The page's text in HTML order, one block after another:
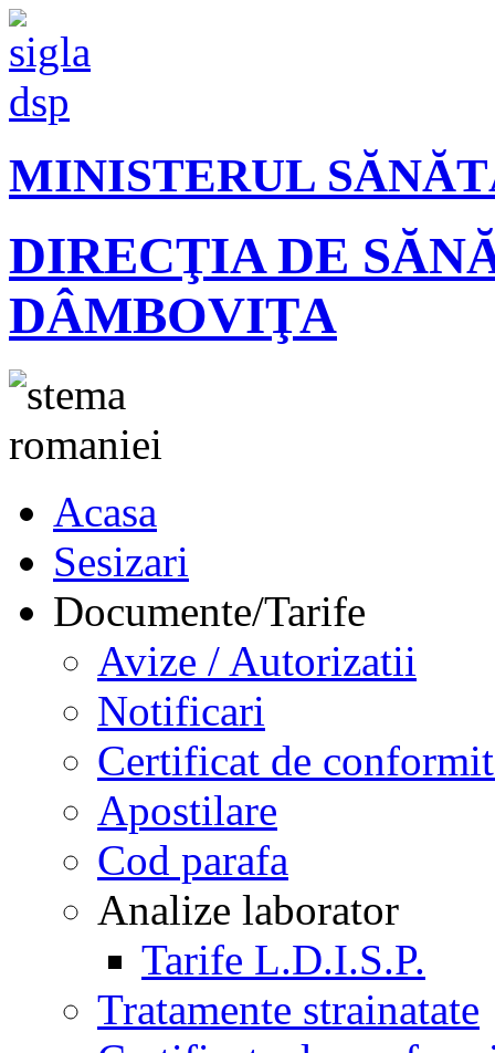
MINISTERUL
DIRECŢIA DE
DÂMBOVIŢA
Acasa
Sesizari
Documente/Tarife
Avize / Autorizatii
Notificari
Certificat de
Apostilare
Cod parafa
Analize laborator
Tarife L.D.I.S.P.
Tratamente strainatate